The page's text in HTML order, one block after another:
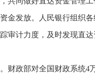
金发放。人民银行组织
审计力度，及时发现直
财政部对全国财政系统